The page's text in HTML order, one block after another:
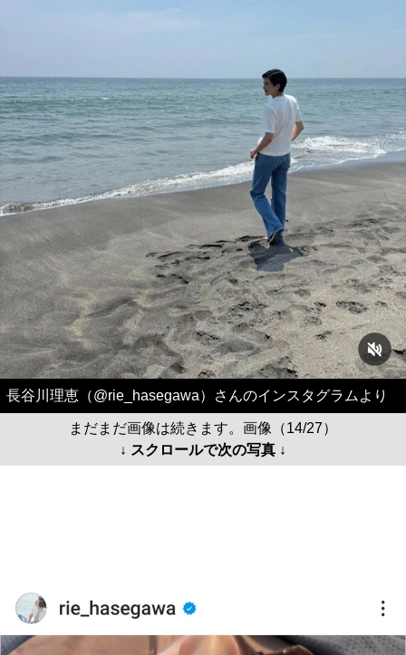
長谷川理恵（@rie_hasegawa）さんのインスタグラムより
まだまだ画像は続きます。画像（14/27）
↓ スクロールで次の写真 ↓